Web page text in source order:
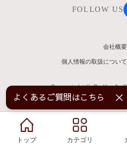
トップ カテゴリ
FOLLOW US
会社概要
個人情報の取扱について
Copyright© Belle &
掲載記事・写真・図表など
トップ カテゴリ
よくあるご質問はこちら！